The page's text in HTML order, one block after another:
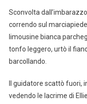
Sconvolta
correndo sul
limousine bianca
tonfo leggero, urtò il
barcollando.
Il guidatore scattò fuori,
vedendo le lacrime di